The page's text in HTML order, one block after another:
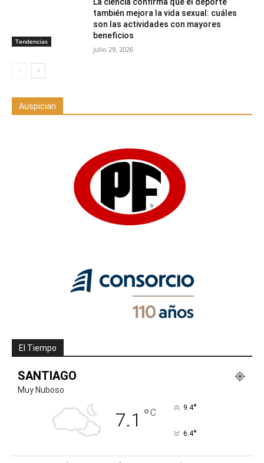
Tendencias
también mejora la vida sexual: cuáles
son las actividades con mayores
beneficios
julio 29, 2026
Auspician
El Tiempo
SANTIAGO
Muy Nuboso
7.1 °C 9.4°
6.4°